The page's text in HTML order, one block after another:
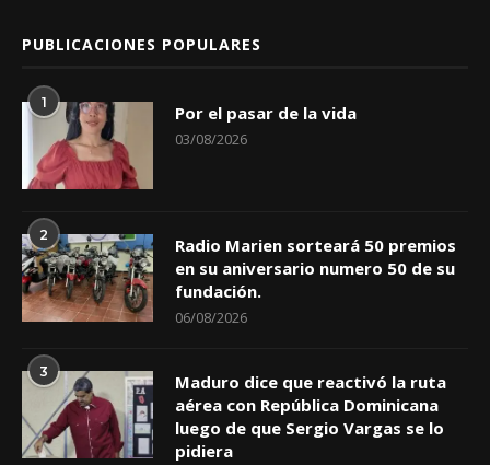
PUBLICACIONES POPULARES
1 Por el pasar de la vida
03/08/2026
2
Radio Marien sorteará 50 premios
en su aniversario numero 50 de su
fundación.
06/08/2026
3
Maduro dice que reactivó la ruta
aérea con República Dominicana
luego de que Sergio Vargas se lo
pidiera